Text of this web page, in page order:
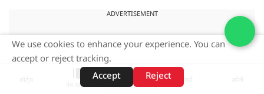
ADVERTISEMENT
वेब स्टोरीज़
We use cookies to enhance your experience. You can
accept or reject tracking.
Accept
Reject